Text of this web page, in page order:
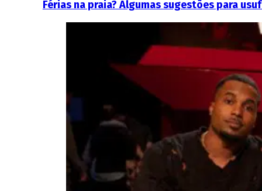
Férias na praia? Algumas sugestões para